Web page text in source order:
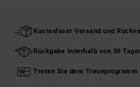
Kostenloser Versand und
Rückgabe innerhalb von 30
Treten Sie dem Treueprogramm